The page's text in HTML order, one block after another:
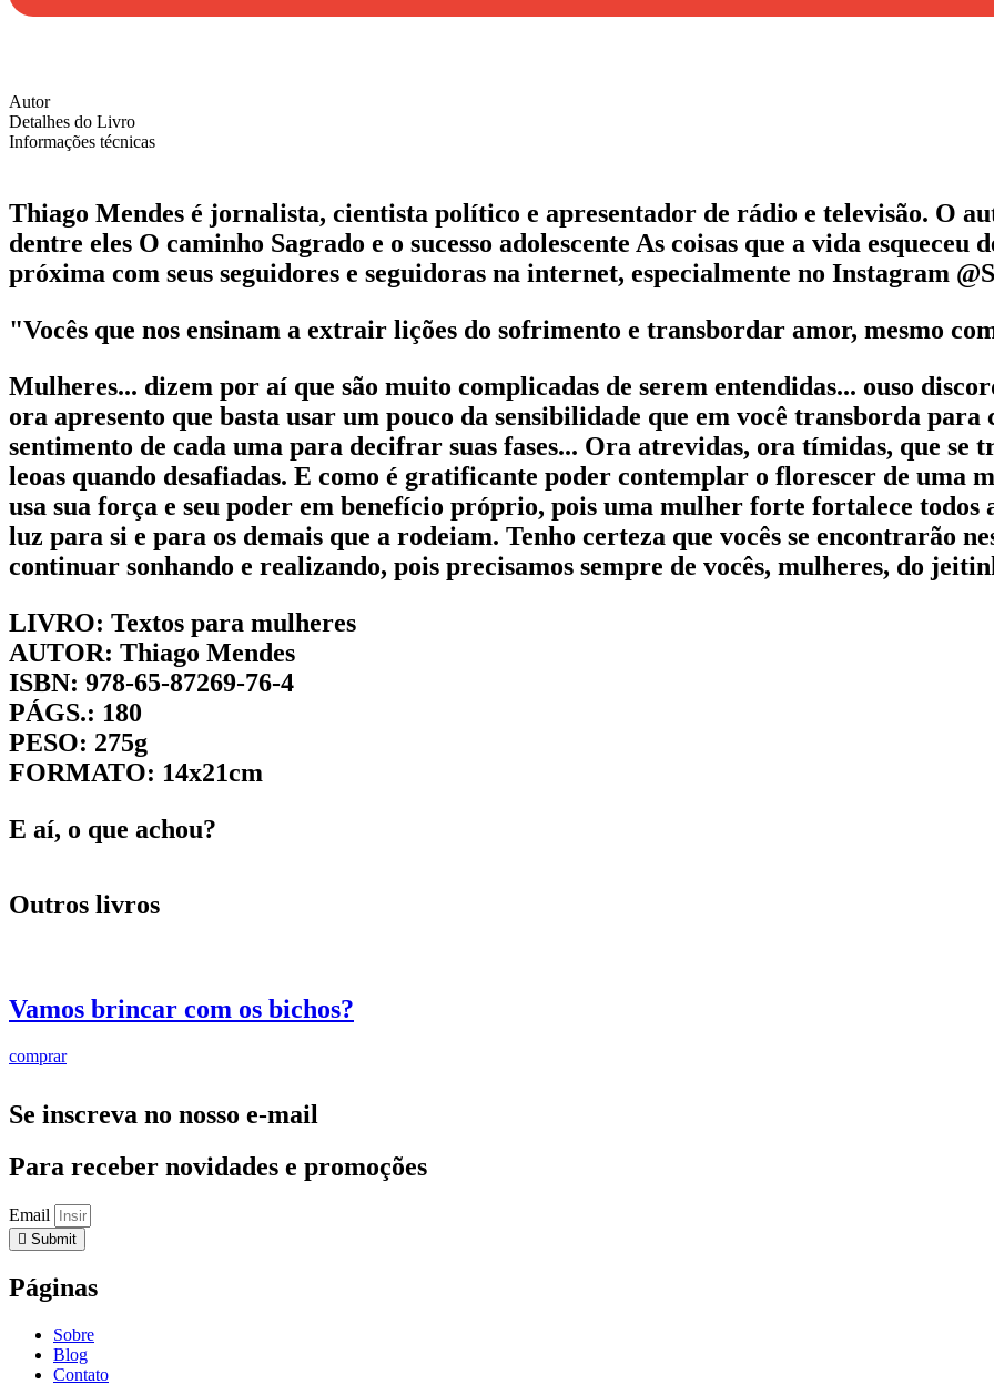
Autor
Detalhes do Livro
Informações técnicas
Thiago Mendes é jornalista, cientista político e apresentador de rádio e televisão. O
dentre eles O caminho Sagrado e o sucesso adolescente As coisas que a vida
próxima com seus seguidores e seguidoras na internet, especialmente no Instagram
"Vocês que nos ensinam a extrair lições do sofrimento e transbordar amor, mesmo
Mulheres... dizem por aí que são muito complicadas de serem entendidas... ouso
ora apresento que basta usar um pouco da sensibilidade que em você transborda
sentimento de cada uma para decifrar suas fases... Ora atrevidas, ora tímidas, que
leoas quando desafiadas. E como é gratificante poder contemplar o florescer de uma
usa sua força e seu poder em benefício próprio, pois uma mulher forte fortalece
luz para si e para os demais que a rodeiam. Tenho certeza que vocês se encontrarão
continuar sonhando e realizando, pois precisamos sempre de vocês, mulheres, do
LIVRO: Textos para mulheres
AUTOR: Thiago Mendes
ISBN: 978-65-87269-76-4
PÁGS.: 180
PESO: 275g
FORMATO: 14x21cm
E aí, o que achou?
Outros livros
Vamos brincar com os bichos?
comprar
Se inscreva no nosso e-mail
Para receber novidades e promoções
Email
Submit
Páginas
Sobre
Blog
Contato